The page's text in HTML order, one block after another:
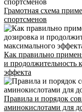
Грамотная схема
спортсменов
Как правильно
и продолжительность
эффекта
Правила и порядок
аминокислотами для
INFO@CG-SPORT.RU
E-mail